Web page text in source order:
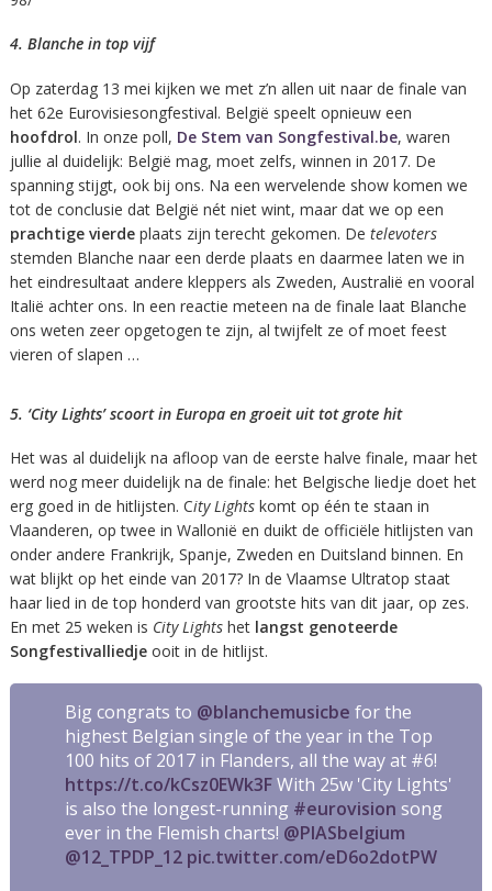
4. Blanche in top vijf
Op zaterdag 13 mei kijken we met z’n allen uit naar de finale van
het 62e Eurovisiesongfestival. België speelt opnieuw een
hoofdrol. In onze poll, De Stem van Songfestival.be, waren
jullie al duidelijk: België mag, moet zelfs, winnen in 2017. De
spanning stijgt, ook bij ons. Na een wervelende show komen we
tot de conclusie dat België nét niet wint, maar dat we op een
prachtige vierdeplaats zijn terecht gekomen. De televoters
stemden Blanche naar een derde plaats en daarmee laten we in
het eindresultaat andere kleppers als Zweden, Australië en vooral
Italië achter ons. In een reactie meteen na de finale laat Blanche
ons weten zeer opgetogen te zijn, al twijfelt ze of moet feest
vieren of slapen …
5. ‘City Lights’ scoort in Europa en groeit uit tot grote hit
Het was al duidelijk na afloop van de eerste halve finale, maar het
werd nog meer duidelijk na de finale: het Belgische liedje doet het
erg goed in de hitlijsten. City Lightskomt op één te staan in
Vlaanderen, op twee in Wallonië en duikt de officiële hitlijsten van
onder andere Frankrijk, Spanje, Zweden en Duitsland binnen. En
wat blijkt op het einde van 2017? In de Vlaamse Ultratop staat
haar lied in de top honderd van grootste hits van dit jaar, op zes.
En met 25 weken is City Lightshet langst genoteerde
Songfestivalliedjeooit in de hitlijst.
Big congrats to @blanchemusicbe for the
highest Belgian single of the year in the Top
100 hits of 2017 in Flanders, all the way at #6!
https://t.co/kCsz0EWk3FWith 25w 'City Lights'
is also the longest-running #eurovision song
ever in the Flemish charts! @PIASbelgium
@12_TPDP_12 pic.twitter.com/eD6o2dotPW